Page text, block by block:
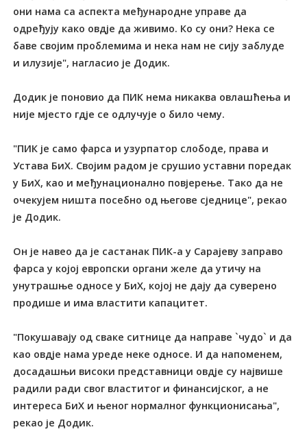
они нама са аспекта међународне управе да
одређују како овдје да живимо. Ко су они? Нека се
баве својим проблемима и нека нам не сију заблуде
и илузије", нагласио је Додик.
Додик је поновио да ПИК нема никаква овлашћења и
није мјесто гдје се одлучује о било чему.
"ПИК је само фарса и узурпатор слободе, права и
Устава БиХ. Својим радом је срушио уставни поредак
у БиХ, као и међунационално повјерење. Тако да не
очекујем ништа посебно од његове сједнице", рекао
је Додик.
Он је навео да је састанак ПИК-а у Сарајеву заправо
фарса у којој европски органи желе да утичу на
унутрашње односе у БиХ, којој не дају да суверено
продише и има властити капацитет.
"Покушавају од сваке ситнице да направе `чудо` и да
као овдје нама уреде неке односе. И да напоменем,
досадашњи високи представници овдје су највише
радили ради свог властитог и финансијског, а не
интереса БиХ и њеног нормалног функционисања",
рекао је Додик.